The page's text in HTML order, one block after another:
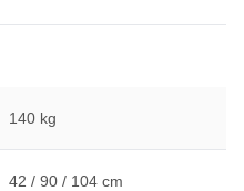
140 kg
42 / 90 / 104 cm